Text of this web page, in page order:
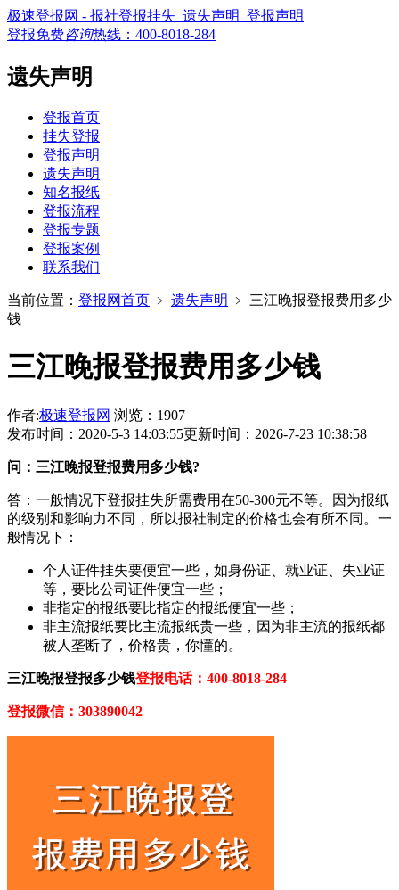
极速登报网 - 报社登报挂失_遗失声明_登报声明
登报免费咨询热线： 400-8018-284
遗失声明
登报首页
挂失登报
登报声明
遗失声明
知名报纸
登报流程
登报专题
登报案例
联系我们
当前位置： 登报网首页 ﹥ 遗失声明 ﹥ 三江晚报登报费用多少
钱
三江晚报登报费用多少钱
作者:极速登报网 浏览：1907
发布时间：2020-5-3 14:03:55更新时间：2026-7-23 10:38:58
问：三江晚报登报费用多少钱?
答：一般情况下登报挂失所需费用在50-300元不等。因为报纸
的级别和影响力不同，所以报社制定的价格也会有所不同。一
般情况下：
个人证件挂失要便宜一些，如身份证、就业证、失业证
等，要比公司证件便宜一些；
非指定的报纸要比指定的报纸便宜一些；
非主流报纸要比主流报纸贵一些，因为非主流的报纸都
被人垄断了，价格贵，你懂的。
三江晚报登报多少钱登报电话：400-8018-284
登报微信：303890042